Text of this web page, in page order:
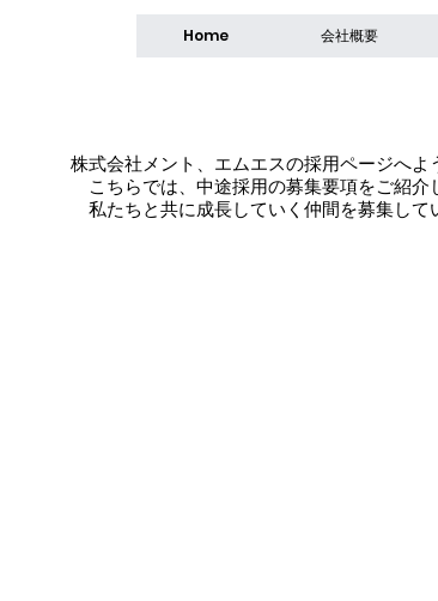
Home 会社概要
株式会社メント、エムエスの採用ページへよ
こちらでは、中途採用の募集要項をご紹介
私たちと共に成長していく仲間を募集して